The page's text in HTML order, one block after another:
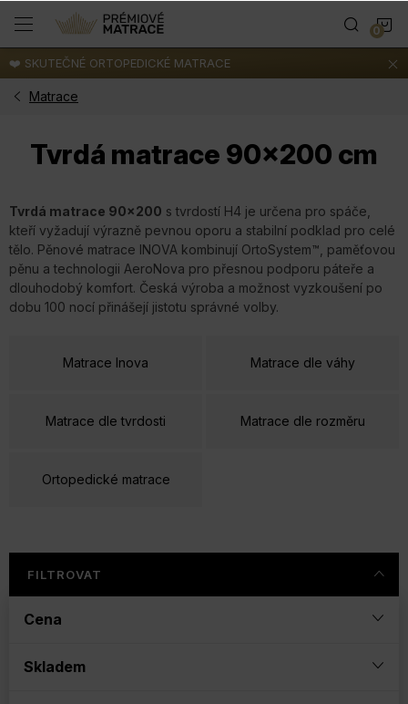
obsah
❤️ SKUTEČNÉ ORTOPEDICKÉ MATRACE
Matrace
Tvrdá matrace 90x200 cm
Tvrdá matrace 90x200 s tvrdostí H4 je určena pro spáče,
kteří vyžadují výrazně pevnou oporu a stabilní podklad pro celé
tělo. Pěnové matrace INOVA kombinují OrtoSystem™, paměťovou
pěnu a technologii AeroNova pro přesnou podporu páteře a
dlouhodobý komfort. Česká výroba a možnost vyzkoušení po
dobu 100 nocí přinášejí jistotu správné volby.
Matrace Inova Matrace dle váhy
Matrace dle tvrdosti Matrace dle rozměru
Ortopedické matrace
FILTROVAT
Cena
Skladem